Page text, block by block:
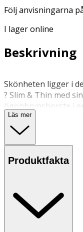
Följ anvisningarna
I lager online
Beskrivning
Skönheten ligger i
? Slim & Thin med
ögonbrynsborste i
precisionsarbete.
skarp
Avsluta gärna med
att lägga en
hela undersidan av
highlightern och
ögongloben, för ett
Läs mer
Produktfakta